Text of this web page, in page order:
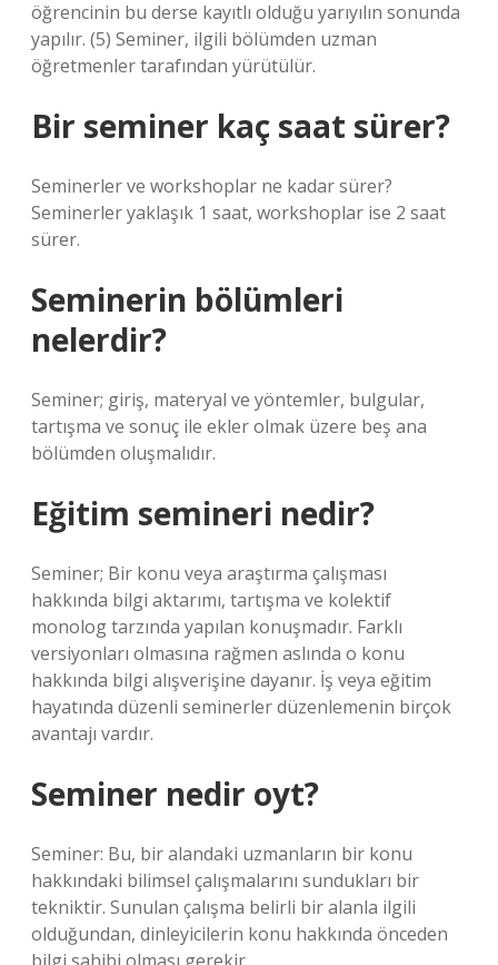
öğrencinin bu derse kayıtlı olduğu yarıyılın sonunda
yapılır. (5) Seminer, ilgili bölümden uzman
öğretmenler tarafından yürütülür.
Bir seminer kaç saat sürer?
Seminerler ve workshoplar ne kadar sürer?
Seminerler yaklaşık 1 saat, workshoplar ise 2 saat
sürer.
Seminerin bölümleri
nelerdir?
Seminer; giriş, materyal ve yöntemler, bulgular,
tartışma ve sonuç ile ekler olmak üzere beş ana
bölümden oluşmalıdır.
Eğitim semineri nedir?
Seminer; Bir konu veya araştırma çalışması
hakkında bilgi aktarımı, tartışma ve kolektif
monolog tarzında yapılan konuşmadır. Farklı
versiyonları olmasına rağmen aslında o konu
hakkında bilgi alışverişine dayanır. İş veya eğitim
hayatında düzenli seminerler düzenlemenin birçok
avantajı vardır.
Seminer nedir oyt?
Seminer: Bu, bir alandaki uzmanların bir konu
hakkındaki bilimsel çalışmalarını sundukları bir
tekniktir. Sunulan çalışma belirli bir alanla ilgili
olduğundan, dinleyicilerin konu hakkında önceden